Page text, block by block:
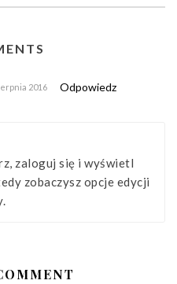
2016 Odpowiedz
zaloguj się i wyświetl
zobaczysz opcje edycji